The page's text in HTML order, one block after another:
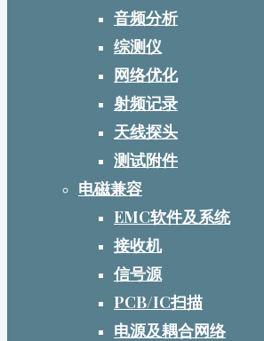
音频分析
综测仪
网络优化
射频记录
天线探头
测试附件
电磁兼容
EMC软件及系统
接收机
信号源
PCB/IC扫描
电源及耦合网络